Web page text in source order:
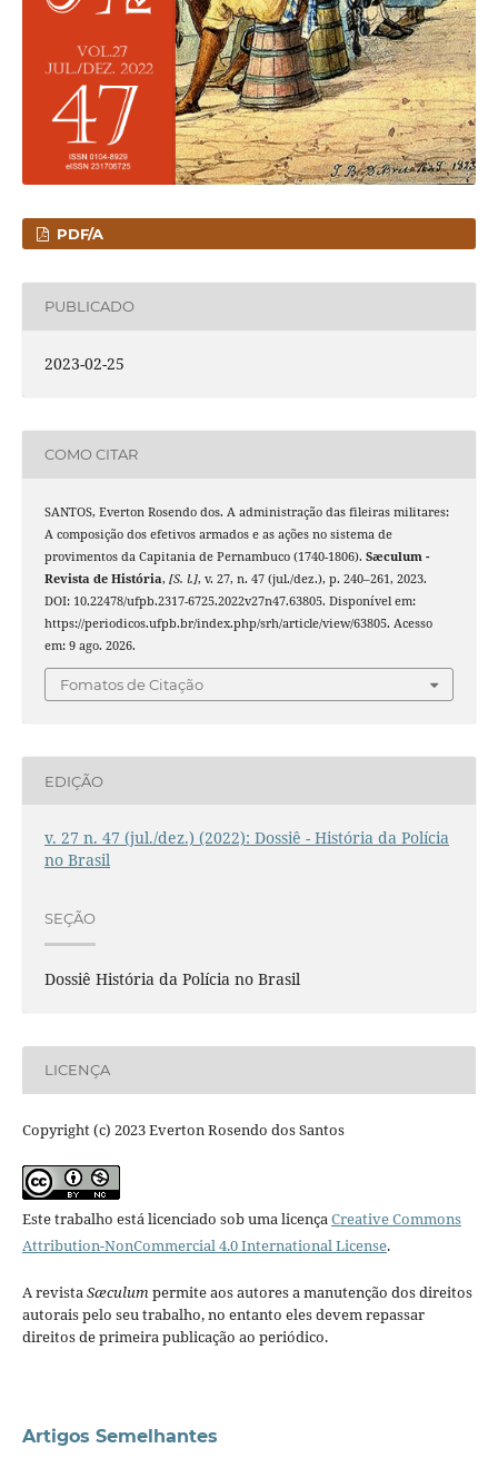
PDF/A
PUBLICADO
2023-02-25
COMO CITAR
SANTOS, Everton Rosendo dos. A administração das fileiras militares:
A composição dos efetivos armados e as ações no sistema de
provimentos da Capitania de Pernambuco (1740-1806). Sæculum -
Revista de História, [S. l.], v. 27, n. 47 (jul./dez.), p. 240–261, 2023.
DOI: 10.22478/ufpb.2317-6725.2022v27n47.63805. Disponível em:
https://periodicos.ufpb.br/index.php/srh/article/view/63805. Acesso
em: 9 ago. 2026.
Fomatos de Citação
EDIÇÃO
v. 27 n. 47 (jul./dez.) (2022): Dossiê - História da Polícia
no Brasil
SEÇÃO
Dossiê História da Polícia no Brasil
LICENÇA
Copyright (c) 2023 Everton Rosendo dos Santos
Este trabalho está licenciado sob uma licença Creative Commons
Attribution-NonCommercial 4.0 International License.
A revista Sæculum permite aos autores a manutenção dos direitos
autorais pelo seu trabalho, no entanto eles devem repassar
direitos de primeira publicação ao periódico.
Artigos Semelhantes